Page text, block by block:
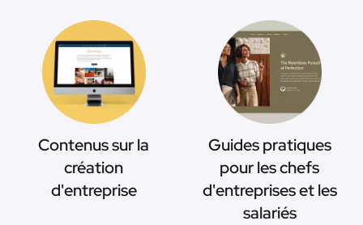
Contenus sur la
création
d'entreprise
Guides pratiques
pour les chefs
d'entreprises et les
salariés